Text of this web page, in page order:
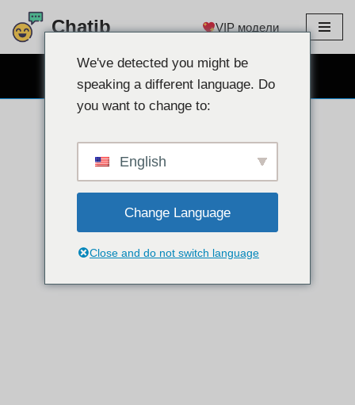
Преминете
съдържанието
Chatib VIP модели
We've detected you might be
speaking a different language. Do
you want to change to:
English
Change Language
Close and do not switch language